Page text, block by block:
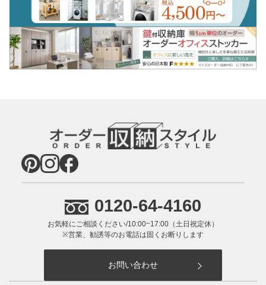
2025.10.02
2026/1/1 トヨタファイナンスカード決済メン
テナンスのお知らせ
2025.10.02
11/17 トヨタファイナンスカード決済メンテナ
ンスのお知らせ
2025.08.29 9/8 PayPayシステムメンテナンスのお知らせ
2025.07.28 【重要】8/9-8/17夏季休業のお知らせ
【重要】ゴールデンウィークの休業のお知ら
せ
0120-64-4160
お気軽にご相談ください/10:00~17:00（土日祝定休）
※営業、勧誘等のお電話は固くお断りします
お問い合わせ